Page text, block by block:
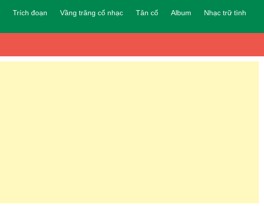
Trích đoạn Vầng trăng cổ nhạc Tân cổ Album Nhạc trữ tình